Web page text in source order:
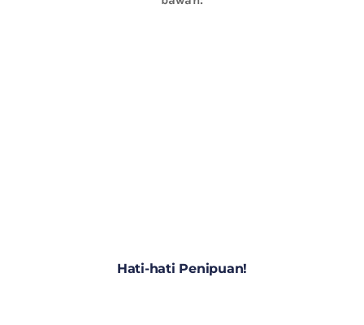
Hati-hati Penipuan!